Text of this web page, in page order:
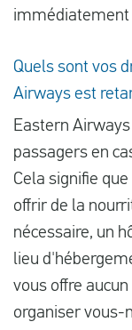
immédiatement
Quels sont vos
Airways est
Eastern
passagers en
Cela signifie
offrir de la
nécessaire, un
lieu
vous offre
organiser vous-